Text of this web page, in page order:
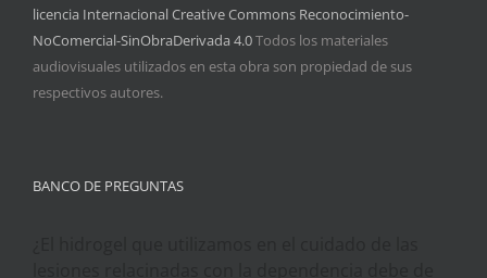
licencia Internacional Creative Commons Reconocimiento-
NoComercial-SinObraDerivada 4.0Todos los materiales
audiovisuales utilizados en esta obra son propiedad de sus
respectivos autores.
BANCO DE PREGUNTAS